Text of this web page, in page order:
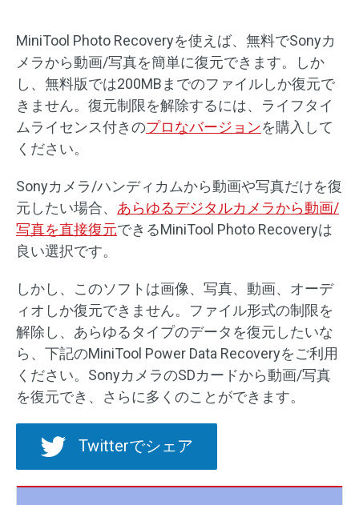
MiniTool Photo Recoveryを使えば、無料でSonyカ
メラから動画/写真を簡単に復元できます。しか
し、無料版では200MBまでのファイルしか復元で
きません。復元制限を解除するには、ライフタイ
ムライセンス付きのプロなバージョンを購入して
ください。
Sonyカメラ/ハンディカムから動画や写真だけを復
元したい場合、 あらゆるデジタルカメラから動画/
写真を直接復元できるMiniTool Photo Recoveryは
良い選択です。
しかし、このソフトは画像、写真、動画、オーデ
ィオしか復元できません。ファイル形式の制限を
解除し、あらゆるタイプのデータを復元したいな
ら、下記のMiniTool Power Data Recoveryをご利用
ください。SonyカメラのSDカードから動画/写真
を復元でき、さらに多くのことができます。
Twitterでシェア